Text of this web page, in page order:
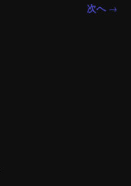
次へ→